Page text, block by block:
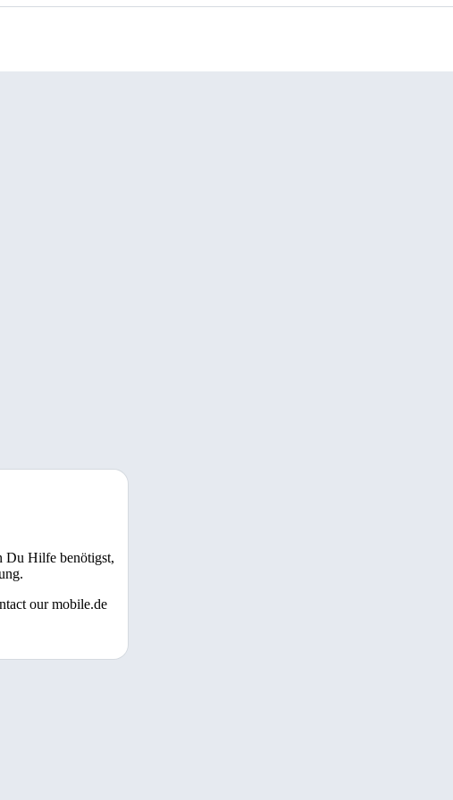
Du Hilfe benötigst,
our mobile.de